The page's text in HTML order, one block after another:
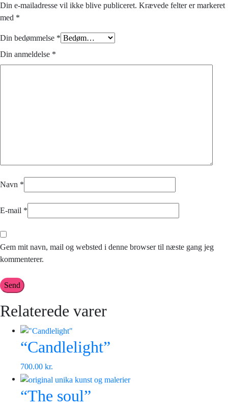
Din e-mailadresse vil ikke blive publiceret. Krævede felter er markeret
med *
Din bedømmelse *
Din anmeldelse *
Navn *
E-mail *
Gem mit navn, mail og websted i denne browser til næste gang jeg
kommenterer.
Relaterede varer
“Candlelight”
700.00 kr.
“The soul”